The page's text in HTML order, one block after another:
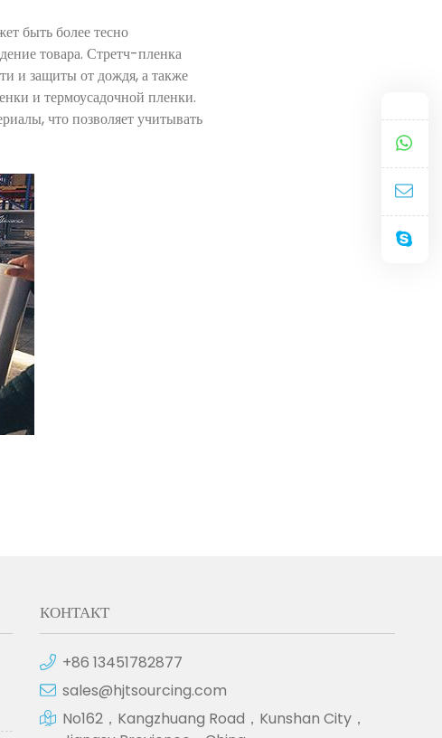
быть более тесно
товара. Стретч-пленка
и защиты от дождя, а также
и термоусадочной пленки.
что позволяет учитывать
КОНТАКТ
+86 13451782877
sales@hjtsourcing.com
No162，Kangzhuang Road，Kunshan City，